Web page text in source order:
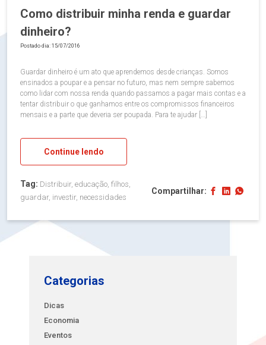
Como distribuir minha renda e guardar
dinheiro?
Postado dia: 15/07/2016
Guardar dinheiro é um ato que aprendemos desde crianças. Somos
ensinados a poupar e a pensar no futuro, mas nem sempre sabemos
como lidar com nossa renda quando passamos a pagar mais contas e a
tentar distribuir o que ganhamos entre os compromissos financeiros
mensais e a parte que deveria ser poupada. Para te ajudar […]
Continue lendo
Tag: Distribuir, educação, filhos,
guardar, investir, necessidades
Compartilhar:
Categorias
Dicas
Economia
Eventos